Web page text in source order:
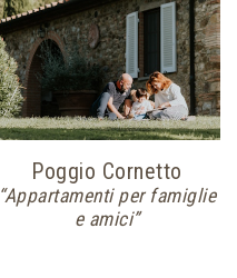
Poggio Cornetto
“Appartamenti per famiglie
e amici”